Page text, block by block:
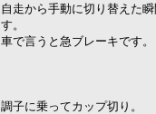
自走から手動に切り替えた
す。
車で言うと急ブレーキです。
調子に乗ってカップ切り。